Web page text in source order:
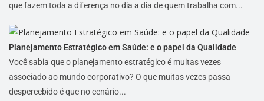
que fazem toda a diferença no dia a dia de quem trabalha com...
Planejamento Estratégico em Saúde: e o papel da Qualidade
Você sabia que o planejamento estratégico é muitas vezes
associado ao mundo corporativo? O que muitas vezes passa
despercebido é que no cenário...